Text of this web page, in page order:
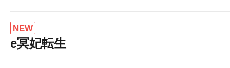
NEW
e冥妃転生